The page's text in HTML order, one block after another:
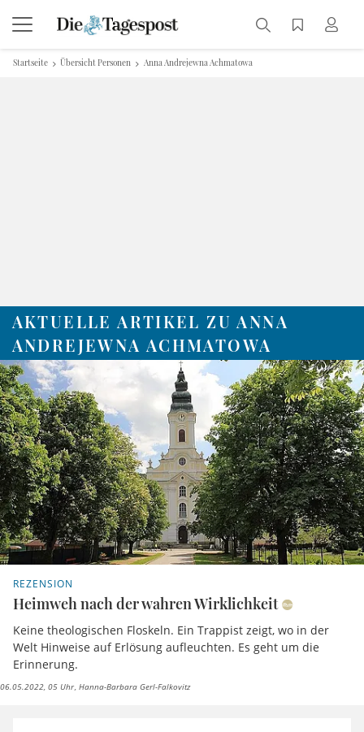
Startseite Übersicht Personen Anna Andrejewna Achmatowa
AKTUELLE ARTIKEL ZU ANNA
ANDREJEWNA ACHMATOWA
REZENSION
Heimweh nach der wahren Wirklichkeit
Keine theologischen Floskeln. Ein Trappist zeigt, wo in der
Welt Hinweise auf Erlösung aufleuchten. Es geht um die
Erinnerung.
06.05.2022, 05 Uhr Hanna-Barbara Gerl-Falkovitz